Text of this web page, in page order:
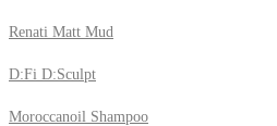
Renati Matt Mud
D:Fi D:Sculpt
Moroccanoil Shampoo